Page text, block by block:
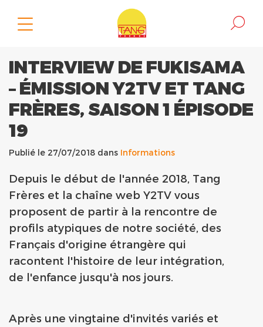
INTERVIEW DE FUKISAMA
– ÉMISSION Y2TV ET TANG
FRÈRES, SAISON 1 ÉPISODE
19
Publié le 27/07/2018 dans Informations
Depuis le début de l'année 2018, Tang
Frères et la chaîne web Y2TV vous
proposent de partir à la rencontre de
profils atypiques de notre société, des
Français d'origine étrangère qui
racontent l'histoire de leur intégration,
de l'enfance jusqu'à nos jours.
Après une vingtaine d'invités variés et